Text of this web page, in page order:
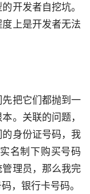
开发者自挖坑。
上是开发者无法
把它们都抛到一
。关联的问题，
身份证号码，我
名制下购买号码
理员，那么我完
，银行卡号码。